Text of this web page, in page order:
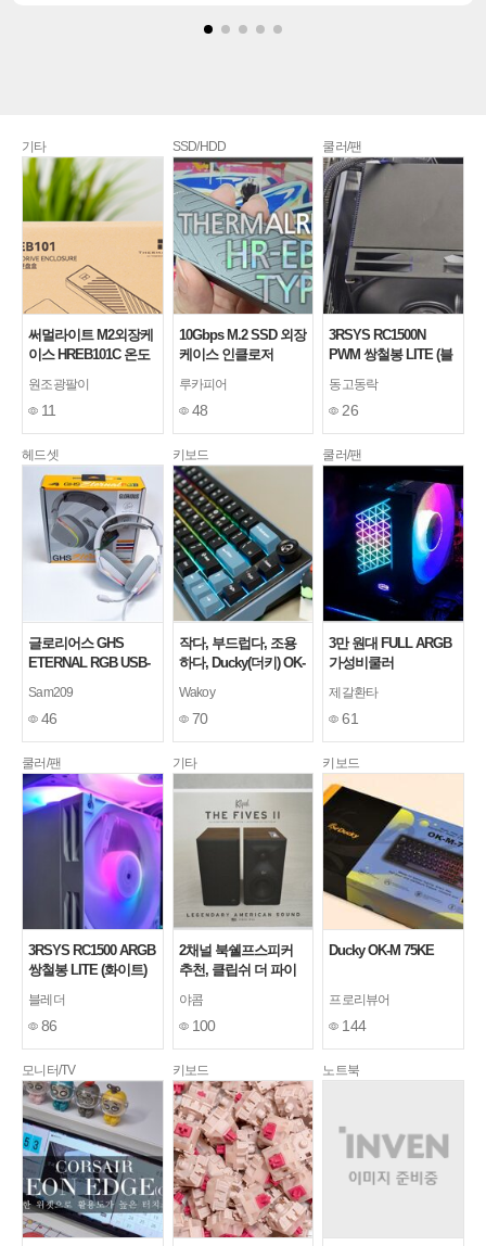
기타
써멀라이트 M2외장케
이스 HREB101C 온도
아이)
원조광팔이
11
SSD/HDD
10Gbps M.2 SSD 외장
케이스 인클로저
EB101 C 사용기
루카피어
48
쿨러/팬
3RSYS RC1500N
PWM 쌍철봉 LITE (블
러
동고동락
26
헤드셋
글로리어스 GHS
ETERNAL RGB USB-
Sam209
46
키보드
작다, 부드럽다, 조용
하다, Ducky(더키) OK-
계식키보드
Wakoy
70
쿨러/팬
3만 원대 FULL ARGB
가성비쿨러
RT400 TCL
제갈환타
61
쿨러/팬
3RSYS RC1500 ARGB
쌍철봉 LITE (화이트)
블레더
86
기타
2채널 북쉘프스피커
추천, 클립쉬 더 파이
지원
야콤
100
키보드
Ducky OK-M 75KE
프로리뷰어
144
모니터/TV 키보드 노트북